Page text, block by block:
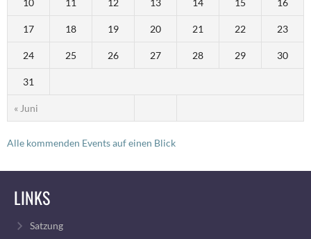
« Juni
10 11 12 13 14 15 16
17 18 19 20 21 22 23
24 25 26 27 28 29 30
31
Alle kommenden Events auf einen Blick
LINKS
Satzung